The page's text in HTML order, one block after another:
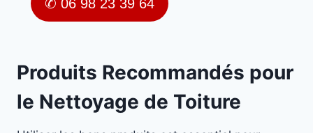
✆ 06 98 23 39 64
Produits Recommandés pour
le Nettoyage de Toiture